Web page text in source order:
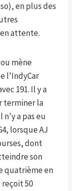
en plus des
attente.
mène
l'IndyCar
191. Il y a
terminer la
a pas eu
lorsque AJ
dont
son
quatrième en
reçoit 50